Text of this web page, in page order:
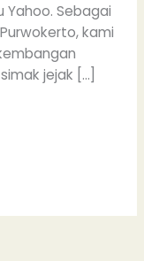
Sebagai
kami
jejak […]